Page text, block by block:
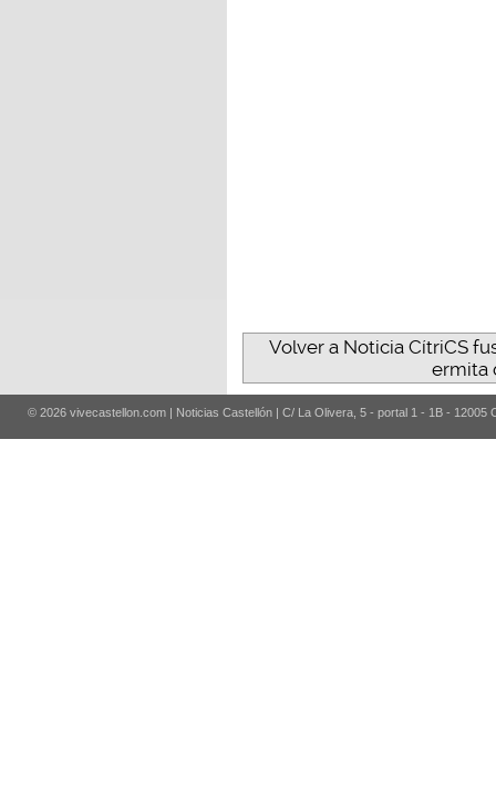
Volver a Noticia CítriCS
ermita
© 2026 vivecastellon.com | Noticias Castellón | C/ La Olivera, 5 - portal 1 - 1B - 12005